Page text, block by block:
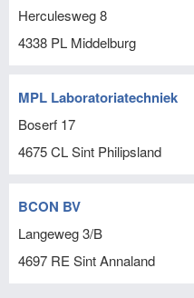
Herculesweg 8
4338 PL Middelburg
MPL Laboratoriatechniek
Boserf 17
4675 CLSint Philipsland
BCON BV
Langeweg 3/B
4697 RE Sint Annaland